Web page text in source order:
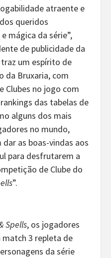
atraente e
queridos
mágica da série”,
de publicidade da
um espírito de
da Bruxaria, com
Clubes no jogo com
das tabelas de
alguns dos mais
no mundo,
as boas-vindas aos
para desfrutarem a
de Clube do
”.
Spells, os jogadores
3 repleta de
da série